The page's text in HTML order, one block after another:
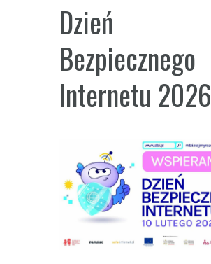
Dzień
Bezpiecznego
Internetu 2026